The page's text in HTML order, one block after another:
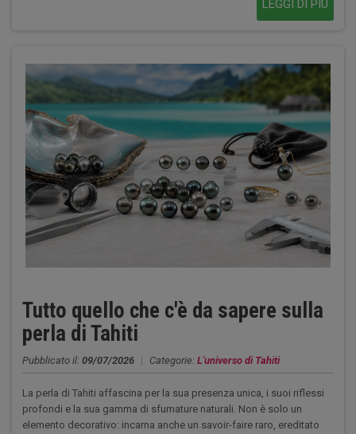
LEGGI DI PIÙ
Tutto quello che c'è da sapere sulla
perla di Tahiti
Pubblicato il: 09/07/2026 | Categorie: L'universo di Tahiti
La perla di Tahiti affascina per la sua presenza unica, i suoi riflessi
profondi e la sua gamma di sfumature naturali. Non è solo un
elemento decorativo: incarna anche un savoir-faire raro, ereditato